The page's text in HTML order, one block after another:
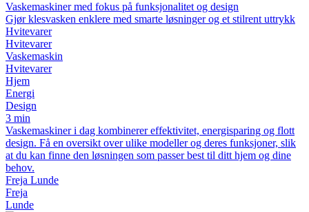
Vaskemaskiner med fokus på funksjonalitet og design
Gjør klesvasken enklere med smarte løsninger og et stilrent uttrykk
Hvitevarer
Hvitevarer
Vaskemaskin
Hvitevarer
Hjem
Energi
Design
3 min
Vaskemaskiner i dag kombinerer effektivitet, energisparing og flott
design. Få en oversikt over ulike modeller og deres funksjoner, slik
at du kan finne den løsningen som passer best til ditt hjem og dine
behov.
Freja Lunde
Freja
Lunde